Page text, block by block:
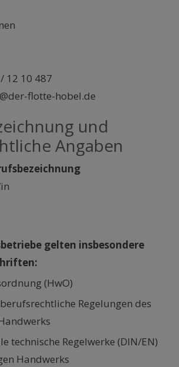
12 10 487
flotte-hobel.de
und
Angaben
gelten insbesondere
(HwO)
Regelungen des
technische Regelwerke (DIN/EN)
Handwerks